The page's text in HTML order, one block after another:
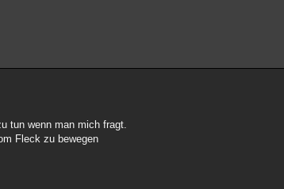
tun wenn man mich fragt.
Fleck zu bewegen